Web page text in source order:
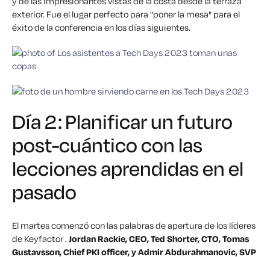
exterior. Fue el lugar perfecto para "poner la mesa" para el
éxito de la conferencia en los días siguientes.
Día 2: Planificar un futuro
post-cuántico con las
lecciones aprendidas en el
pasado
El martes comenzó con las palabras de apertura de los líderes
de Keyfactor . Jordan Rackie, CEO, Ted Shorter, CTO, Tomas
Gustavsson, Chief PKI officer, y Admir Abdurahmanovic, SVP